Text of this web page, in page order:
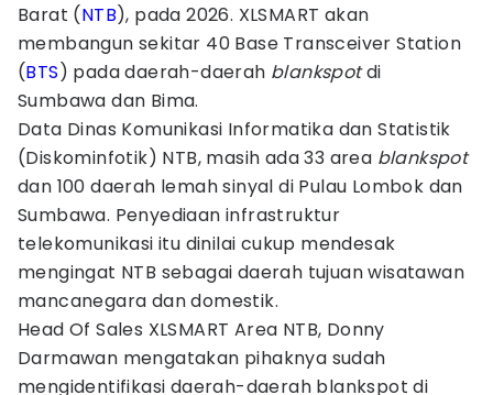
Barat (NTB), pada 2026. XLSMART akan
membangun sekitar 40 Base Transceiver Station
(BTS) pada daerah-daerah blankspotdi
Sumbawa dan Bima.
Data Dinas Komunikasi Informatika dan Statistik
(Diskominfotik) NTB, masih ada 33 area blankspot
dan 100 daerah lemah sinyal di Pulau Lombok dan
Sumbawa. Penyediaan infrastruktur
telekomunikasi itu dinilai cukup mendesak
mengingat NTB sebagai daerah tujuan wisatawan
mancanegara dan domestik.
Head Of Sales XLSMART Area NTB, Donny
Darmawan mengatakan pihaknya sudah
mengidentifikasi daerah-daerah blankspot di